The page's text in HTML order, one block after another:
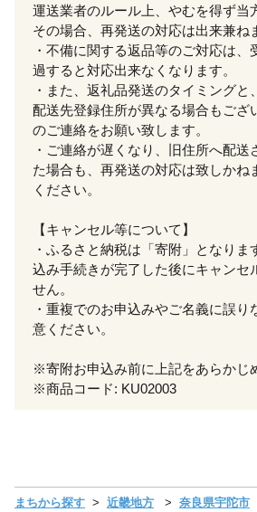
運送業者のルール上、やむを得ず当
その場合、再発送の対応は出来兼ね
・不備に関する返品等のご対応は、
過すると対応出来なくなります。
・また、返礼品発送のタイミングと
配送先登録住所が異なる場合もござ
のご連絡をお願い致します。
・ご連絡が遅くなり、旧住所へ配送
た場合も、再発送の対応は致しかね
ください。
【キャンセル等について】
・ふるさと納税は「寄附」となりま
込み手続きが完了した後にキャンセ
せん。
・重複でのお申込みやご名義に誤り
意ください。
※寄附お申込み前に上記をあらかじ
※商品コード: KU02003
まちから探す 近畿地方
奈良県宇陀市